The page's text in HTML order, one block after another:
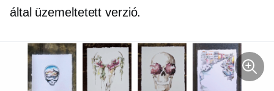
által üzemeltetett verzió.